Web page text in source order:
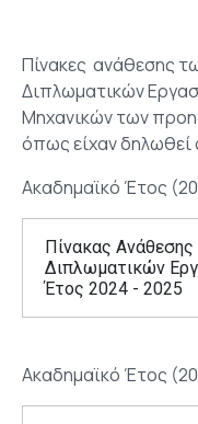
Πίνακες ανάθεσης
Διπλωματικών
Μηχανικών των
όπως είχαν
Ακαδημαϊκό Έτος
Πίνακας
Διπλωματικών
Έτος 2024 - 2025
Ακαδημαϊκό Έτος